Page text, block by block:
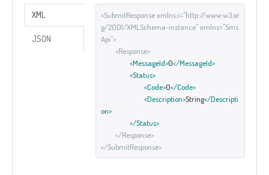
XML
JSON
<SubmitResponse xmlns:i="http://www.w3.or
g/2001/XMLSchema-instance" xmlns="Sms
Api">
<Response>
<MessageId>0</MessageId>
<Status>
<Code>0</Code>
<Description>String</Descripti
on>
</Status>
</Response>
</SubmitResponse>